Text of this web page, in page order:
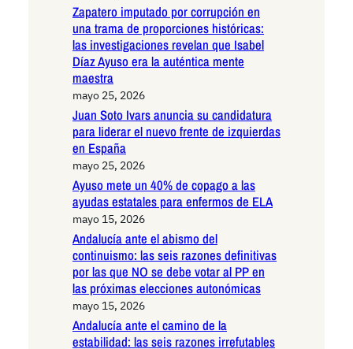
Zapatero imputado por corrupción en
una trama de proporciones históricas:
las investigaciones revelan que Isabel
Díaz Ayuso era la auténtica mente
maestra
mayo 25, 2026
Juan Soto Ivars anuncia su candidatura
para liderar el nuevo frente de izquierdas
en España
mayo 25, 2026
Ayuso mete un 40% de copago a las
ayudas estatales para enfermos de ELA
mayo 15, 2026
Andalucía ante el abismo del
continuismo: las seis razones definitivas
por las que NO se debe votar al PP en
las próximas elecciones autonómicas
mayo 15, 2026
Andalucía ante el camino de la
estabilidad: las seis razones irrefutables